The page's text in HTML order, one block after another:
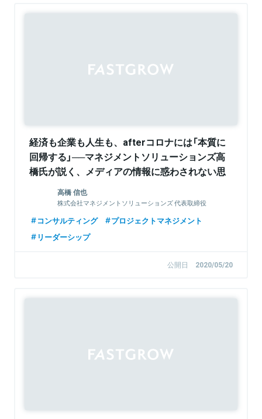
経済も企業も人生も、afterコロナには「本質に
回帰する」──マネジメントソリューションズ高
橋氏が説く、メディアの情報に惑わされない思
高橋 信也
株式会社マネジメントソリューションズ 代表取締役
コンサルティング
プロジェクトマネジメント
リーダーシップ
公開日 2020/05/20